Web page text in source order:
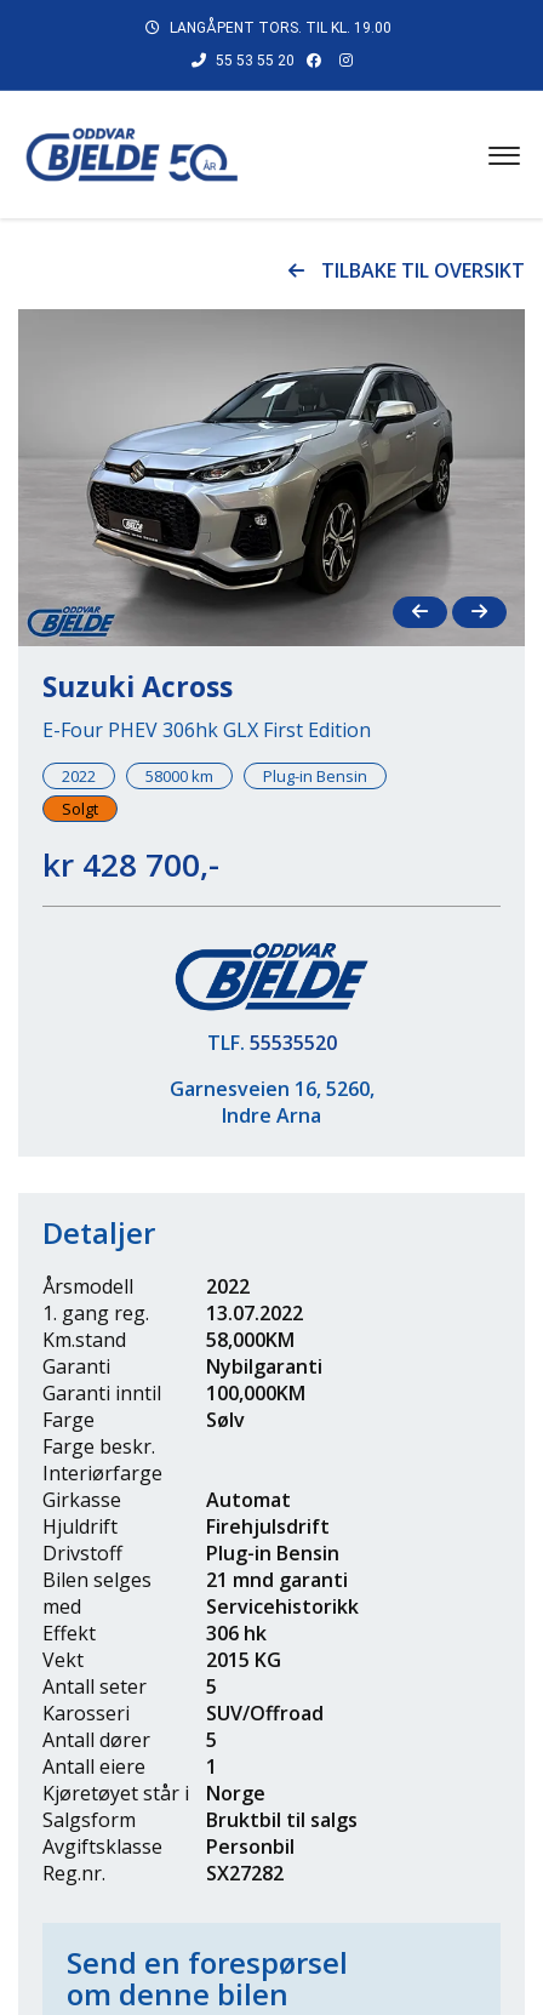
LANGÅPENT TORS. TIL KL. 19.00
55 53 55 20
TILBAKE TIL OVERSIKT
Suzuki Across
E-Four PHEV 306hk GLX First Edition
2022 58000 km
Plug-in Bensin
Solgt
kr 428 700,-
TLF. 55535520
Garnesveien 16, 5260,
Indre Arna
Detaljer
Årsmodell
2022
1. gang reg.
13.07.2022
Km.stand
58,000KM
Garanti
Nybilgaranti
Garanti inntil
100,000KM
Farge
Sølv
Farge beskr.
Interiørfarge
Girkasse
Automat
Hjuldrift
Firehjulsdrift
Drivstoff
Plug-in Bensin
Bilen selges
med
21 mnd garanti
Servicehistorikk
Effekt
306 hk
Vekt
2015 KG
Antall seter
5
Karosseri
SUV/Offroad
Antall dører
5
Antall eiere
1
Kjøretøyet står i
Norge
Salgsform
Bruktbil til salgs
Avgiftsklasse
Personbil
Reg.nr.
SX27282
Send en forespørsel
om denne bilen